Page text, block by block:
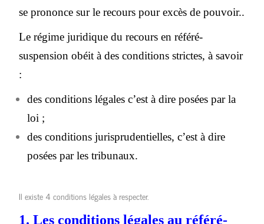
se prononce sur le recours pour excès de pouvoir..
Le régime juridique du recours en référé-
suspension obéit à des conditions strictes, à savoir
:
des conditions légales c’est à dire posées par la
loi ;
des conditions jurisprudentielles, c’est à dire
posées par les tribunaux.
Il existe 4 conditions légales à respecter.
1. Les conditions légales au référé-